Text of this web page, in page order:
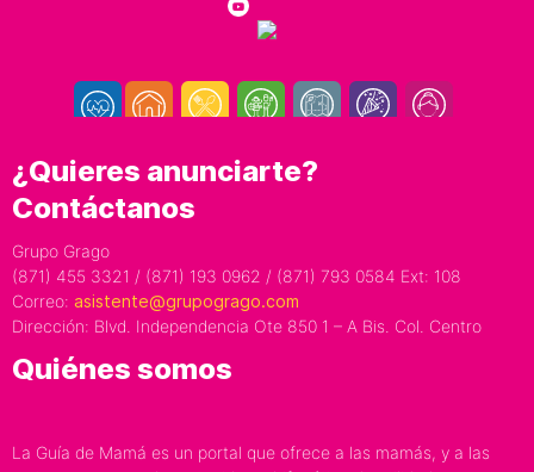
¿Quieres anunciarte?
Contáctanos
Grupo Grago
(871) 455 3321 / (871) 193 0962 / (871) 793 0584 Ext: 108
Correo: asistente@grupogrago.com
Dirección: Blvd. Independencia Ote 850 1 – A Bis. Col. Centro
Quiénes somos
La Guía de Mamá es un portal que ofrece a las mamás, y a las